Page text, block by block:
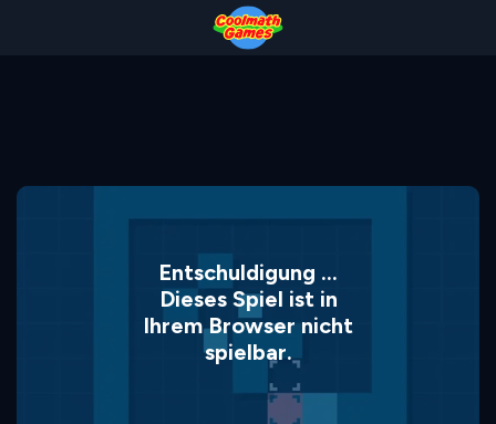
Entschuldigung ...
Dieses Spiel ist in
Ihrem Browser nicht
spielbar.